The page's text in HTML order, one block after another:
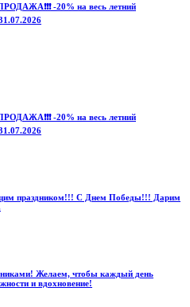
-20% на весь летний
-20% на весь летний
праздником!!! С Днем Победы!!! Дарим
Желаем, чтобы каждый день
и вдохновение!